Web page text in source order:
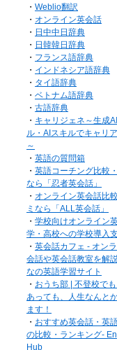
・ Weblio翻訳
・ オンライン英会話
・ 日中中日辞典
・ 日韓韓日辞典
・ フランス語辞典
・ インドネシア語辞典
・ タイ語辞典
・ ベトナム語辞典
・ 古語辞典
・ キャリジェネ～生成
ル・AIスキルでキャリ
～
・ 英語の質問箱
・ 英語コーチング比較
なら「忍者英会話」
・ オンライン英会話比
ミなら「ALL英会話」
・ 学校向けオンライン
学・高校への学校導入
・ 英会話カフェ - オン
会話や英会話教室を解
なの英語学習サイト
・ おうち部 | 不登校で
あっても、人生なんと
ます！
・ おすすめ英会話・英
の比較・ランキング-
Hub